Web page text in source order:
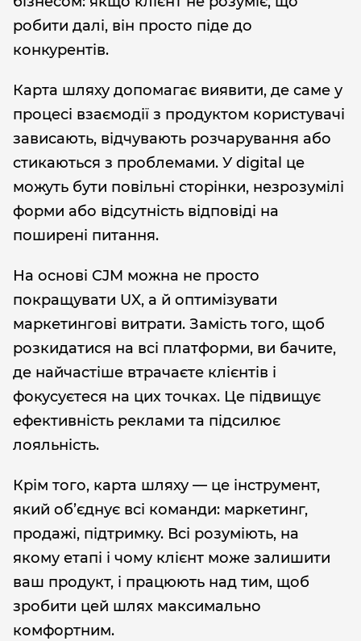
робити далі, він просто піде до
конкурентів.
Карта шляху допомагає виявити, де саме у
процесі взаємодії з продуктом користувачі
зависають, відчувають розчарування або
стикаються з проблемами. У digital це
можуть бути повільні сторінки, незрозумілі
форми або відсутність відповіді на
поширені питання.
На основі CJM можна не просто
покращувати UX, а й оптимізувати
маркетингові витрати. Замість того, щоб
розкидатися на всі платформи, ви бачите,
де найчастіше втрачаєте клієнтів і
фокусуєтеся на цих точках. Це підвищує
ефективність реклами та підсилює
лояльність.
Крім того, карта шляху — це інструмент,
який об’єднує всі команди: маркетинг,
продажі, підтримку. Всі розуміють, на
якому етапі і чому клієнт може залишити
ваш продукт, і працюють над тим, щоб
зробити цей шлях максимально
комфортним.